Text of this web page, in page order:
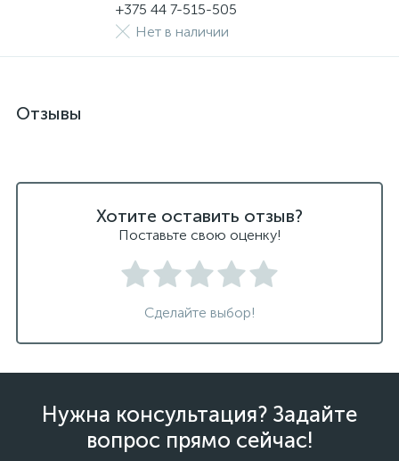
+375 44 7-515-505
Нет в наличии
Отзывы
Хотите оставить отзыв?
Поставьте свою оценку!
Сделайте выбор!
Нужна консультация? Задайте
вопрос прямо сейчас!